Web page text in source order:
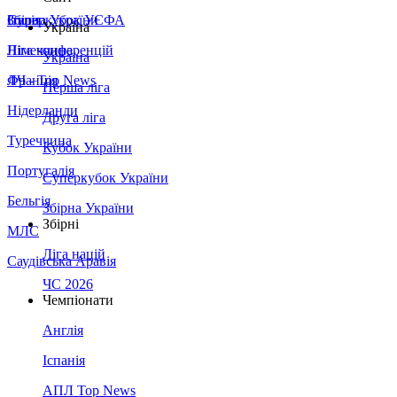
Збірна України
Італія
Німеччина
Франція
Нідерланди
Туреччина
Португалія
Бельгія
МЛС
Саудівська Аравія
Суперкубок УЄФА
Ліга конференцій
ЛЧ - Top News
Україна
Україна
Перша ліга
Друга ліга
Кубок України
Суперкубок України
Збірна України
Збірні
Ліга націй
ЧС 2026
Чемпіонати
Англія
Іспанія
АПЛ Top News